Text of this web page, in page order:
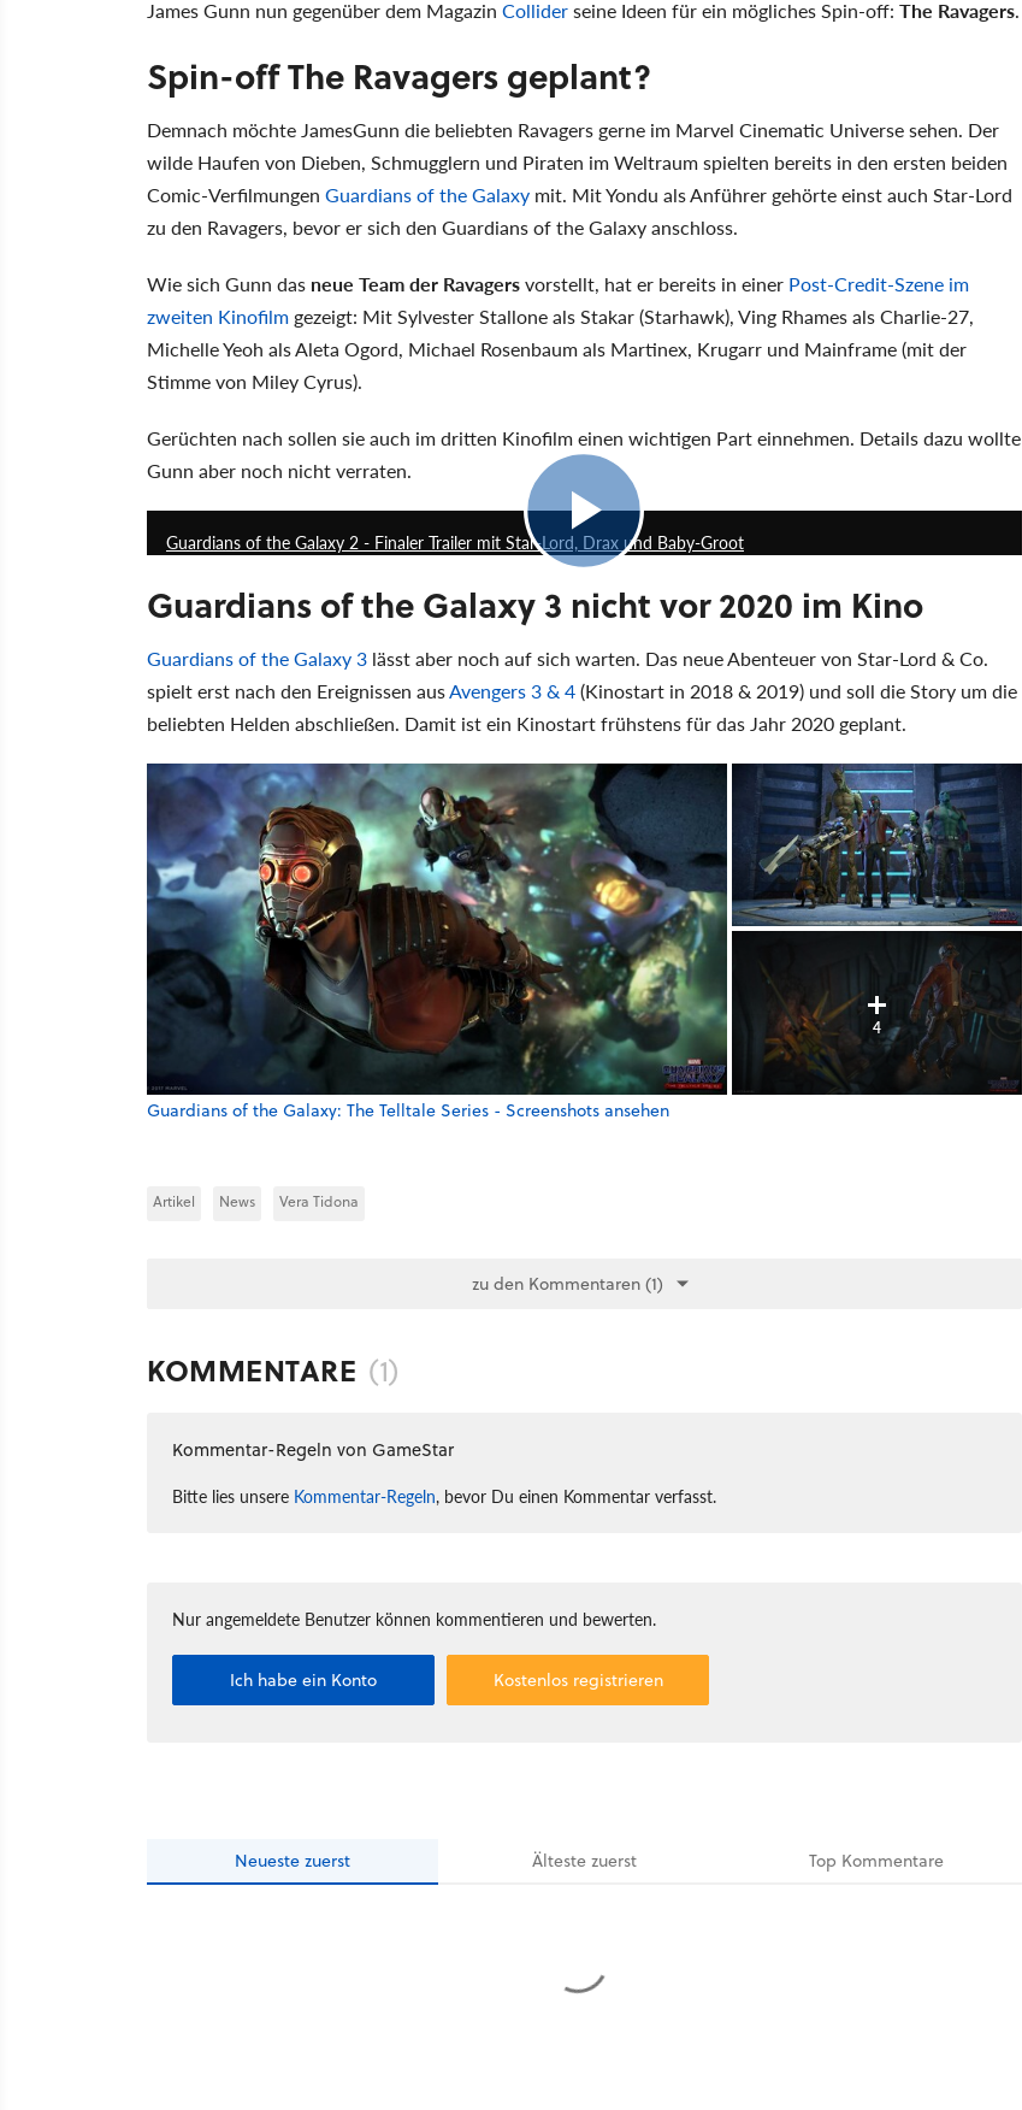
James Gunn nun gegenüber dem Magazin Colliderseine Ideen für ein mögliches Spin-off: The Ravagers.
Spin-off The Ravagers geplant?
Demnach möchte JamesGunn die beliebten Ravagers gerne im Marvel Cinematic Universe sehen. Der
wilde Haufen von Dieben, Schmugglern und Piraten im Weltraum spielten bereits in den ersten beiden
Comic-Verfilmungen Guardians of the Galaxy mit. Mit Yondu als Anführer gehörte einst auch Star-Lord
zu den Ravagers, bevor er sich den Guardians of the Galaxy anschloss.
Wie sich Gunn das neue Team der Ravagersvorstellt, hat er bereits in einer Post-Credit-Szene im
zweiten Kinofilm gezeigt: Mit Sylvester Stallone als Stakar (Starhawk), Ving Rhames als Charlie-27,
Michelle Yeoh als Aleta Ogord, Michael Rosenbaum als Martinex, Krugarr und Mainframe (mit der
Stimme von Miley Cyrus).
Gerüchten nach sollen sie auch im dritten Kinofilm einen wichtigen Part einnehmen. Details dazu wollte
Gunn aber noch nicht verraten.
Guardians of the Galaxy 2 - Finaler Trailer mit Star-Lord, Drax und Baby-Groot
Guardians of the Galaxy 3 nicht vor 2020 im Kino
Guardians of the Galaxy 3 lässt aber noch auf sich warten. Das neue Abenteuer von Star-Lord & Co.
spielt erst nach den Ereignissen ausAvengers 3 & 4(Kinostart in 2018 & 2019) und soll die Story um die
beliebten Helden abschließen. Damit ist ein Kinostart frühstens für das Jahr 2020 geplant.
4
Guardians of the Galaxy: The Telltale Series - Screenshots ansehen
Artikel News Vera Tidona
zu den Kommentaren (1)
KOMMENTARE (1)
Kommentar-Regeln von GameStar
Bitte lies unsere Kommentar-Regeln, bevor Du einen Kommentar verfasst.
Nur angemeldete Benutzer können kommentieren und bewerten.
Ich habe ein Konto Kostenlos registrieren
Neueste zuerst Ältestezuerst Top Kommentare